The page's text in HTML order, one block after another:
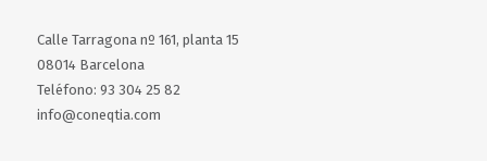
Calle Tarragona nº 161, planta 15
08014 Barcelona
Teléfono: 93 304 25 82
info@coneqtia.com